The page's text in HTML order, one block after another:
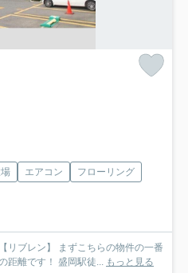
エアコン
フローリング
ちらの物件の一番
距離です！ 盛岡駅徒...
もっと見る